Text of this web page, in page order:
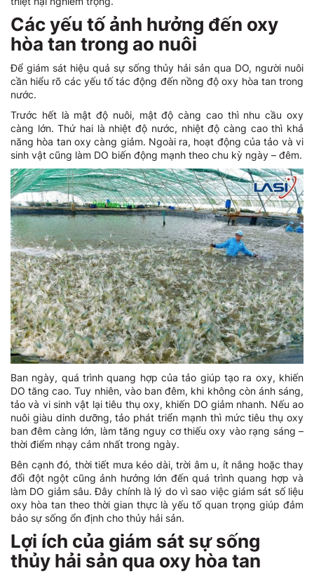
Các yếu tố ảnh hưởng đến oxy
hòa tan trong ao nuôi
Để giám sát hiệu quả sự sống thủy hải sản qua DO, người nuôi
cần hiểu rõ các yếu tố tác động đến nồng độ oxy hòa tan trong
nước.
Trước hết là mật độ nuôi, mật độ càng cao thì nhu cầu oxy
càng lớn. Thứ hai là nhiệt độ nước, nhiệt độ càng cao thì khả
năng hòa tan oxy càng giảm. Ngoài ra, hoạt động của tảo và vi
sinh vật cũng làm DO biến động mạnh theo chu kỳ ngày – đêm.
Ban ngày, quá trình quang hợp của tảo giúp tạo ra oxy, khiến
DO tăng cao. Tuy nhiên, vào ban đêm, khi không còn ánh sáng,
tảo và vi sinh vật lại tiêu thụ oxy, khiến DO giảm nhanh. Nếu ao
nuôi giàu dinh dưỡng, tảo phát triển mạnh thì mức tiêu thụ oxy
ban đêm càng lớn, làm tăng nguy cơ thiếu oxy vào rạng sáng –
thời điểm nhạy cảm nhất trong ngày.
Bên cạnh đó, thời tiết mưa kéo dài, trời âm u, ít nắng hoặc thay
đổi đột ngột cũng ảnh hưởng lớn đến quá trình quang hợp và
làm DO giảm sâu. Đây chính là lý do vì sao việc giám sát số liệu
oxy hòa tan theo thời gian thực là yếu tố quan trọng giúp đảm
bảo sự sống ổn định cho thủy hải sản.
Lợi ích của giám sát sự sống
thủy hải sản qua oxy hòa tan